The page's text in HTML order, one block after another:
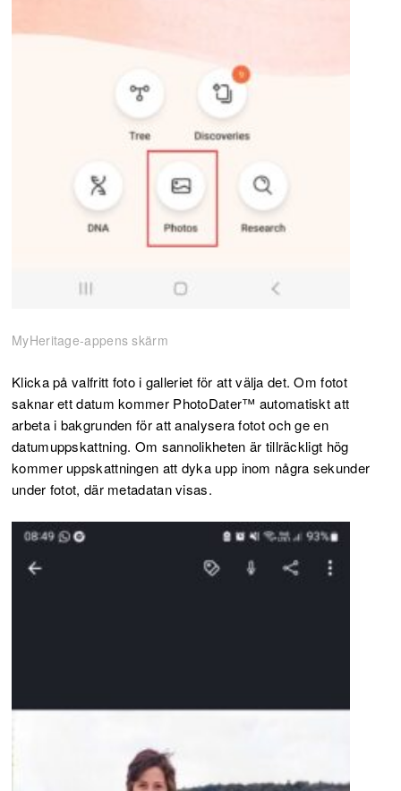
MyHeritage-appens skärm
Klicka på valfritt foto i galleriet för att välja det. Om fotot
saknar ett datum kommer PhotoDater™ automatiskt att
arbeta i bakgrunden för att analysera fotot och ge en
datumuppskattning. Om sannolikheten är tillräckligt hög
kommer uppskattningen att dyka upp inom några sekunder
under fotot, där metadatan visas.